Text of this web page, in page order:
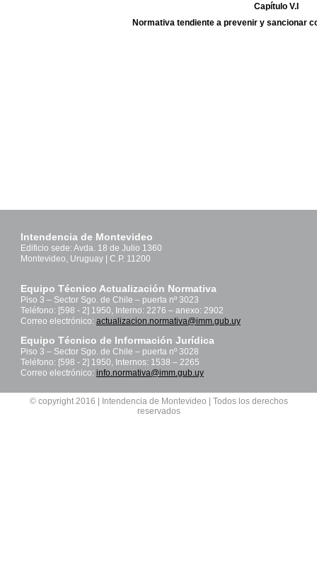
Capítulo V.I
Normativa tendiente a prevenir y sancionar
Intendencia de Montevideo
Edificio sede: Avda. 18 de Julio 1360
Montevideo, Uruguay | C.P. 11200
Equipo Técnico Actualización Normativa
Piso 3 – Sector Sgo. de Chile – puerta nº 3023
Teléfono: [598 - 2] 1950, Interno: 2276 – anexo: 2902
Correo electrónico: actualizacion.normativa@imm.gub.uy
Equipo Técnico de Información Jurídica
Piso 3 – Sector Sgo. de Chile – puerta nº 3028
Teléfono: [598 - 2] 1950, Internos: 1538 – 2265
Correo electrónico: info.normativa@imm.gub.uy
© copyright 2016 | Intendencia de Montevideo | Todos los derechos
reservados